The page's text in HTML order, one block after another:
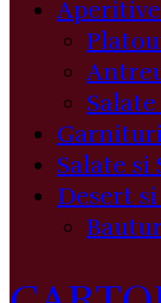
Aperitive
Salate si
Desert